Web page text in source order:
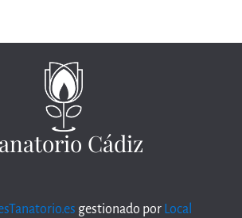
Cádiz
gestionado por Local